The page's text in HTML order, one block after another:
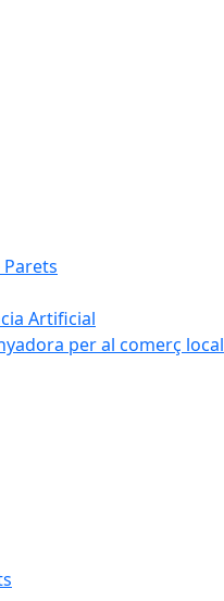
Artificial
per al comerç local